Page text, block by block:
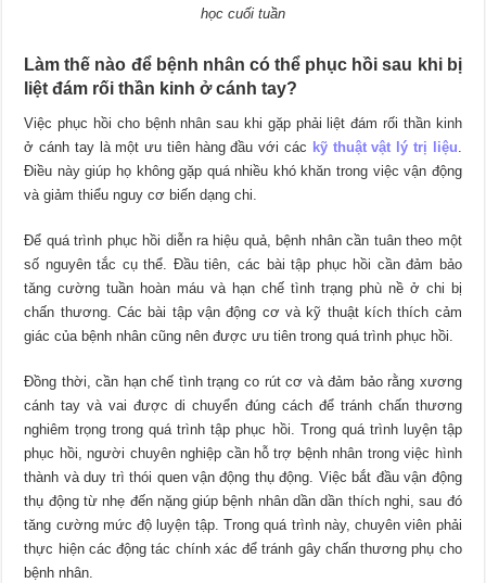
học cuối tuần
Làm thế nào để bệnh nhân có thể phục hồi sau khi bị
liệt đám rối thần kinh ở cánh tay?
Việc phục hồi cho bệnh nhân sau khi gặp phải liệt đám rối thần kinh
ở cánh tay là một ưu tiên hàng đầu với các kỹ thuật vật lý trị liệu.
Điều này giúp họ không gặp quá nhiều khó khăn trong việc vận động
và giảm thiểu nguy cơ biến dạng chi.
Để quá trình phục hồi diễn ra hiệu quả, bệnh nhân cần tuân theo một
số nguyên tắc cụ thể. Đầu tiên, các bài tập phục hồi cần đảm bảo
tăng cường tuần hoàn máu và hạn chế tình trạng phù nề ở chi bị
chấn thương. Các bài tập vận động cơ và kỹ thuật kích thích cảm
giác của bệnh nhân cũng nên được ưu tiên trong quá trình phục hồi.
Đồng thời, cần hạn chế tình trạng co rút cơ và đảm bảo rằng xương
cánh tay và vai được di chuyển đúng cách để tránh chấn thương
nghiêm trọng trong quá trình tập phục hồi. Trong quá trình luyện tập
phục hồi, người chuyên nghiệp cần hỗ trợ bệnh nhân trong việc hình
thành và duy trì thói quen vận động thụ động. Việc bắt đầu vận động
thụ động từ nhẹ đến nặng giúp bệnh nhân dần dần thích nghi, sau đó
tăng cường mức độ luyện tập. Trong quá trình này, chuyên viên phải
thực hiện các động tác chính xác để tránh gây chấn thương phụ cho
bệnh nhân.